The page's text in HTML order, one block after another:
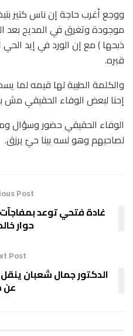
ووجع أغرب حاجة إن ناس كتير
موجودة وتغرق في المديح بعد
ذبحها ) مع إن الورد في إيد
قبره.
والكلمة الطيبة لها قيمه
إحنا لبعض الوفاء الحقيقي مش
الوفاء الحقيقي حضور وسؤال
لصاحبهم وهو لسه بينا حيّ يرزق.
Post
غادة فتحي توعد
حوار
Post
الدكتور جمال شعبان
عن